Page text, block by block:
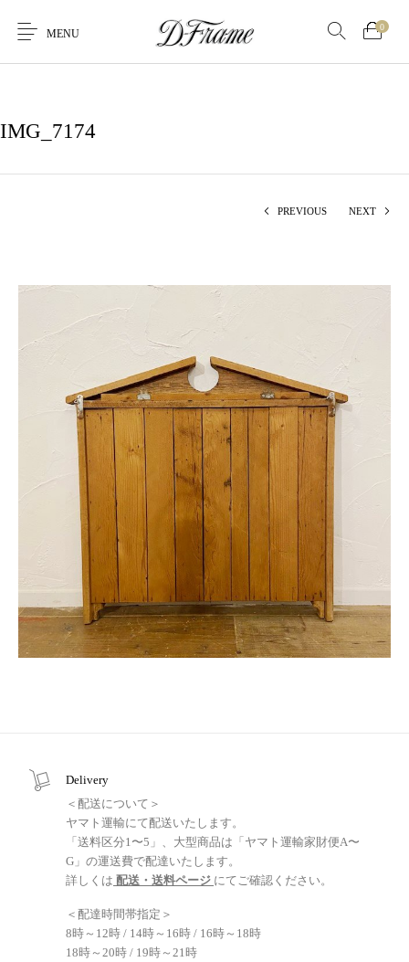
MENU
0
IMG_7174
PREVIOUS NEXT
Delivery
＜配送について＞
ヤマト運輸にて配送いたします。
「送料区分1〜5」、大型商品は「ヤマト運輸家財便A〜
G」の運送費で配達いたします。
詳しくは 配送・送料ページ にてご確認ください。
＜配達時間帯指定＞
8時～12時 / 14時～16時 / 16時～18時
18時～20時 / 19時～21時